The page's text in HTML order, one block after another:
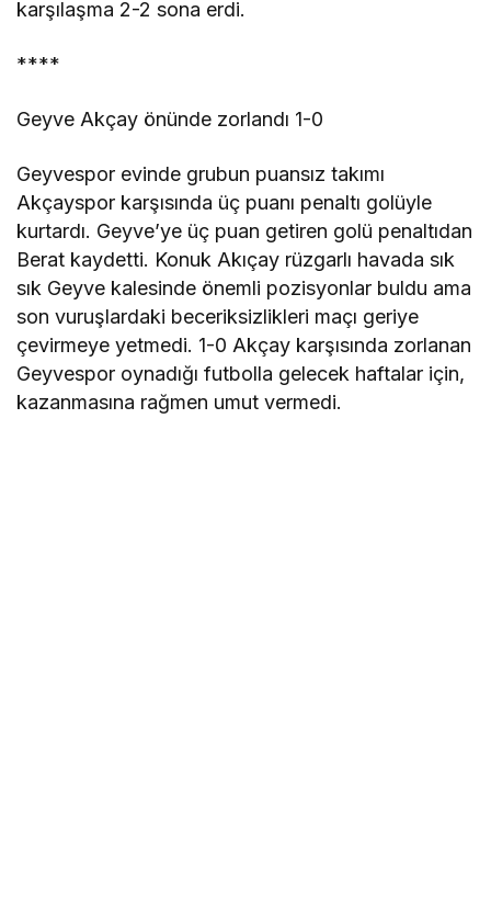
karşılaşma 2-2 sona erdi.
****
Geyve Akçay önünde zorlandı 1-0
Geyvespor evinde grubun puansız takımı
Akçayspor karşısında üç puanı penaltı golüyle
kurtardı. Geyve’ye üç puan getiren golü penaltıdan
Berat kaydetti. Konuk Akıçay rüzgarlı havada sık
sık Geyve kalesinde önemli pozisyonlar buldu ama
son vuruşlardaki beceriksizlikleri maçı geriye
çevirmeye yetmedi. 1-0 Akçay karşısında zorlanan
Geyvespor oynadığı futbolla gelecek haftalar için,
kazanmasına rağmen umut vermedi.